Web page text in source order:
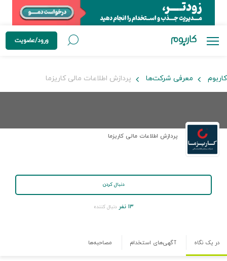
ورود/عضویت
کاربوم معرفی شرکت‌ها پردازش اطلاعات مالی کاریزما
پردازش اطلاعات مالی کاریزما
دنبال کردن
۱۳ نفر دنبال کننده
در یک نگاه آگهی‌های استخدام مصاحبه‌ها